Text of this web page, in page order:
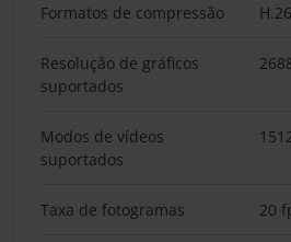
Formatos de compressão
Resolução de gráficos
suportados
Modos de vídeos
suportados
Taxa de fotogramas 20